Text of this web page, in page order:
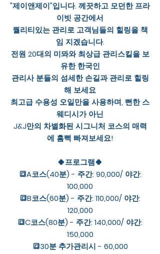
"제이앤제이"입니다. 께끗하고 모던한 프라
이빗 공간에서
퀄리티있는 관리로 고객님들의 힐링을 책
임 지겠습니다.
전원 20대의 미뫄와 최상급 관리스킬을 보
유한 한국인
관리사 분들의 섬세한 손길과 관리로 힐링
해 보세요
최고급 수용성 오일만을 사용하며, 뻔한 스
웨디시가 아닌
J&J만의 차별화된 시그니처 코스의 매력
에 흠뻑 빠져보세요!
🍀프로그램🍀
🔳A코스(40분) - 주간: 90,000/ 야간:
100,000
🔳B코스(60분) - 주간: 110,000/ 야간:
120,000
🔳C코스(80분) - 주간: 140,000/ 야간:
150,000
🔳30분 추가관리시 - 60,000